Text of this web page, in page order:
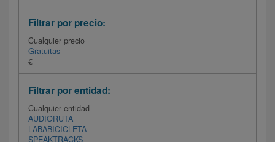
Filtrar por precio:
Cualquier precio
Gratuitas
€
Filtrar por entidad:
Cualquier entidad
AUDIORUTA
LABABICICLETA
SPEAKTRACKS